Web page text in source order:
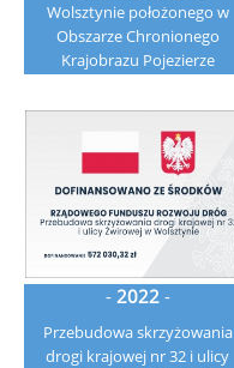
Wolsztynie położonego w
Obszarze Chronionego
Krajobrazu Pojezierze
Rynna Zbąszyńska
- 2022 -
Przebudowa skrzyżowania
drogi krajowej nr 32 i ulicy